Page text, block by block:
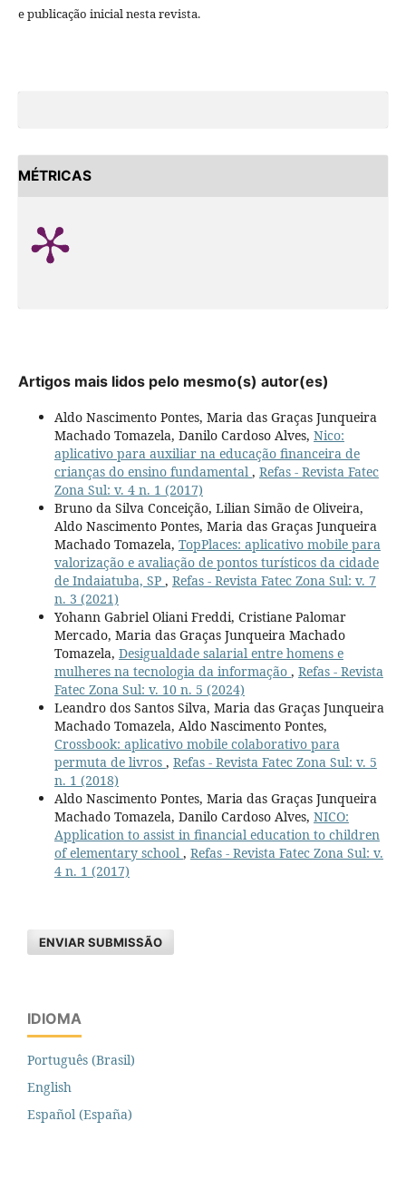
e publicação inicial nesta revista.
MÉTRICAS
Artigos mais lidos pelo mesmo(s) autor(es)
Aldo Nascimento Pontes, Maria das Graças Junqueira
Machado Tomazela, Danilo Cardoso Alves, Nico:
aplicativo para auxiliar na educação financeira de
crianças do ensino fundamental , Refas - Revista Fatec
Zona Sul: v. 4 n. 1 (2017)
Bruno da Silva Conceição, Lilian Simão de Oliveira,
Aldo Nascimento Pontes, Maria das Graças Junqueira
Machado Tomazela, TopPlaces: aplicativo mobile para
valorização e avaliação de pontos turísticos da cidade
de Indaiatuba, SP , Refas - Revista Fatec Zona Sul: v. 7
n. 3 (2021)
Yohann Gabriel Oliani Freddi, Cristiane Palomar
Mercado, Maria das Graças Junqueira Machado
Tomazela, Desigualdade salarial entre homens e
mulheres na tecnologia da informação , Refas - Revista
Fatec Zona Sul: v. 10 n. 5 (2024)
Leandro dos Santos Silva, Maria das Graças Junqueira
Machado Tomazela, Aldo Nascimento Pontes,
Crossbook: aplicativo mobile colaborativo para
permuta de livros , Refas - Revista Fatec Zona Sul: v. 5
n. 1 (2018)
Aldo Nascimento Pontes, Maria das Graças Junqueira
Machado Tomazela, Danilo Cardoso Alves, NICO:
Application to assist in financial education to children
of elementary school , Refas - Revista Fatec Zona Sul: v.
4 n. 1 (2017)
ENVIAR SUBMISSÃO
IDIOMA
Português (Brasil)
English
Español (España)